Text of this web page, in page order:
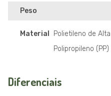
Peso
Material
Polietileno de
Polipropileno (PP)
Diferenciais